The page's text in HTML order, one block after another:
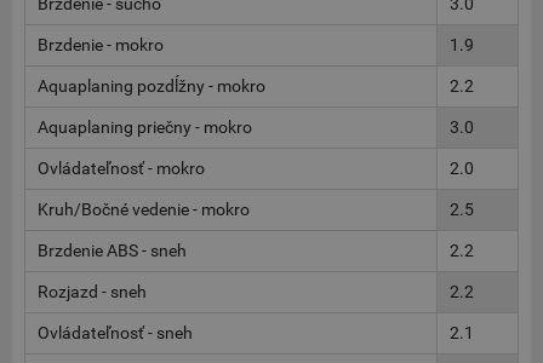
Brzdenie - mokro 1.9
Aquaplaning pozdĺžny - mokro 2.2
Aquaplaning priečny - mokro 3.0
Ovládateľnosť - mokro 2.0
Kruh/Bočné vedenie - mokro 2.5
Brzdenie ABS - sneh 2.2
Rozjazd - sneh 2.2
Ovládateľnosť - sneh 2.1